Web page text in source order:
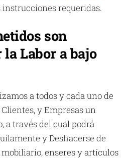
instrucciones requeridas.
son
Labor a bajo
a todos y cada uno de
y Empresas un
a través del cual podrá
y Deshacerse de
enseres y artículos